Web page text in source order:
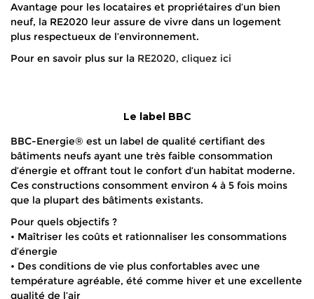
Avantage pour les locataires et propriétaires d’un bien
neuf, la RE2020 leur assure de vivre dans un logement
plus respectueux de l’environnement.
Pour en savoir plus sur la RE2020, cliquez ici
Le label BBC
BBC-Energie® est un label de qualité certifiant des
bâtiments neufs ayant une très faible consommation
d’énergie et offrant tout le confort d’un habitat moderne.
Ces constructions consomment environ 4 à 5 fois moins
que la plupart des bâtiments existants.
Pour quels objectifs ?
• Maîtriser les coûts et rationnaliser les consommations
d’énergie
• Des conditions de vie plus confortables avec une
température agréable, été comme hiver et une excellente
qualité de l’air